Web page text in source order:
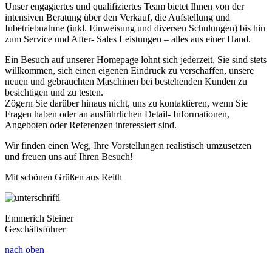
Unser engagiertes und qualifiziertes Team bietet Ihnen von der
intensiven Beratung über den Verkauf, die Aufstellung und
Inbetriebnahme (inkl. Einweisung und diversen Schulungen) bis hin
zum Service und After- Sales Leistungen – alles aus einer Hand.
Ein Besuch auf unserer Homepage lohnt sich jederzeit, Sie sind stets
willkommen, sich einen eigenen Eindruck zu verschaffen, unsere
neuen und gebrauchten Maschinen bei bestehenden Kunden zu
besichtigen und zu testen.
Zögern Sie darüber hinaus nicht, uns zu kontaktieren, wenn Sie
Fragen haben oder an ausführlichen Detail- Informationen,
Angeboten oder Referenzen interessiert sind.
Wir finden einen Weg, Ihre Vorstellungen realistisch umzusetzen
und freuen uns auf Ihren Besuch!
Mit schönen Grüßen aus Reith
Emmerich Steiner
Geschäftsführer
nach oben